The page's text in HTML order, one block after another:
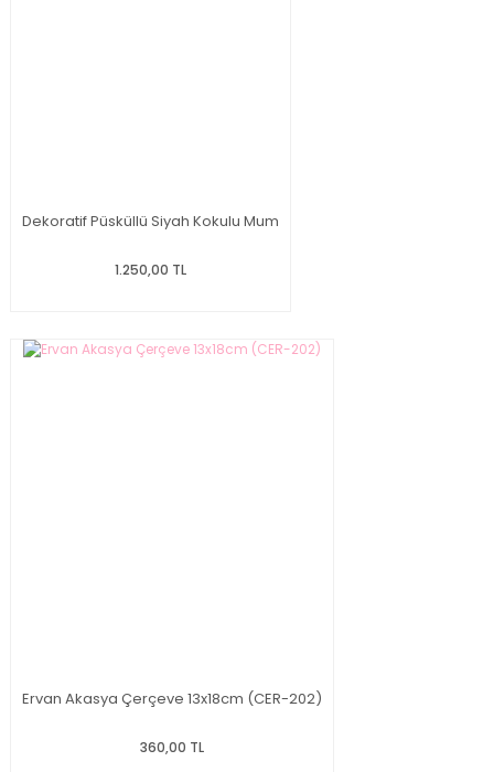
Dekoratif Püsküllü Siyah Kokulu Mum
1.250,00 TL
Ervan Akasya Çerçeve 13x18cm (CER-202)
360,00 TL